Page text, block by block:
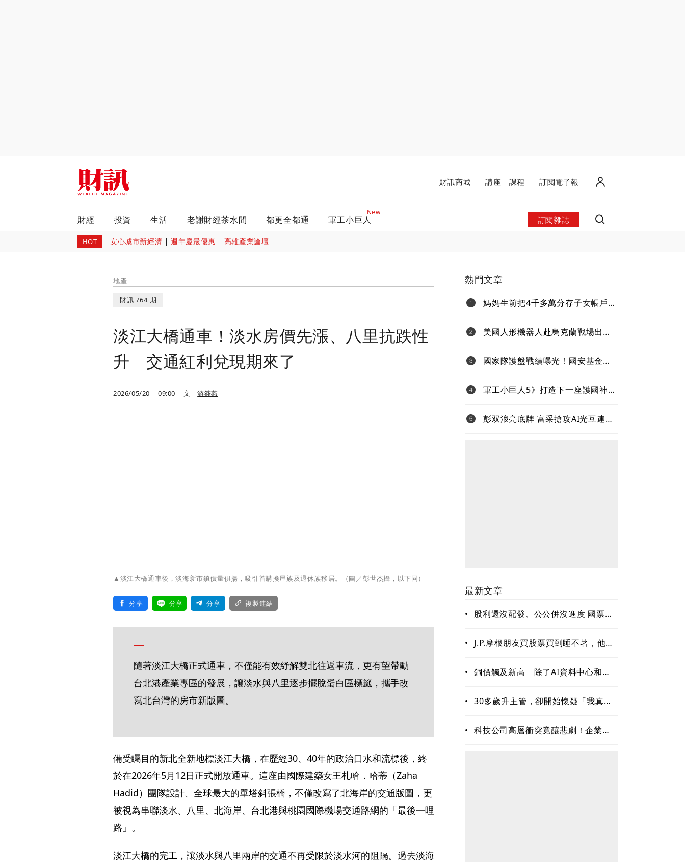
財訊商城 講座｜課程 訂閱電子報
財經 投資 生活 老謝財經茶水間 都更全都通
New
軍工小巨人 訂閱雜誌
HOT 安心城市新經濟 週年慶最優惠 高雄產業論壇
地產
財訊 764 期
淡江大橋通車！淡水房價先漲、八里抗跌性
升 交通紅利兌現期來了
2026/05/20 09:00 文｜游筱燕
▲淡江大橋通車後，淡海新市鎮價量俱揚，吸引首購換屋族及退休族移居。（圖／彭世杰攝，以下同）
分享 分享 分享 複製連結
隨著淡江大橋正式通車，不僅能有效紓解雙北往返車流，更有望帶動
台北港產業專區的發展，讓淡水與八里逐步擺脫蛋白區標籤，攜手改
寫北台灣的房市新版圖。
備受矚目的新北全新地標淡江大橋，在歷經30、40年的政治口水和流標後，終
於在2026年5月12日正式開放通車。這座由國際建築女王札哈．哈蒂（Zaha
Hadid）團隊設計、全球最大的單塔斜張橋，不僅改寫了北海岸的交通版圖，更
被視為串聯淡水、八里、北海岸、台北港與桃園國際機場交通路網的「最後一哩
路」。
淡江大橋的完工，讓淡水與八里兩岸的交通不再受限於淡水河的阻隔。過去淡海
熱門文章
媽媽生前把4千多萬分存子女帳戶
美國人形機器人赴烏克蘭戰場出任
超微Ryzen AI嵌入式X100系列處理
器
國家隊護盤戰績曝光！國安基金
台積電狂賺76億
軍工小巨人5》打造下一座護國神
鏈
彭双浪亮底牌 富采搶攻AI光互連
最新文章
•
股利還沒配發、公公併沒進度 國票金
•
J.P.摩根朋友買股票買到睡不著，他只
賺錢的關鍵能力
• 銅價觸及新高 除了AI資料中心和電
• 30多歲升主管，卻開始懷疑「我真的
• 科技公司高層衝突竟釀悲劇！企業內